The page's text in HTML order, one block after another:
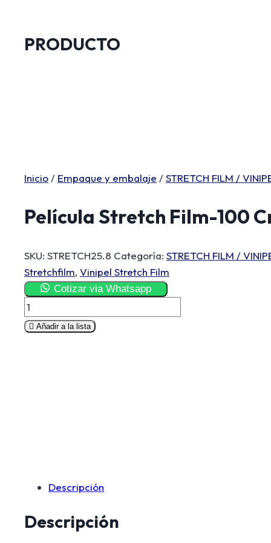
PRODUCTO
Inicio / Empaque y embalaje /STRETCH FILM /
Película Stretch Film-100
SKU: STRETCH25.8 Categoría: STRETCH FILM /
Stretchfilm, Vinipel Stretch Film
Cotizar via Whatsapp
Película
Stretch
Film-
Añadir a la lista
Descripción
Descripción